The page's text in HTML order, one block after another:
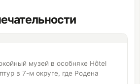
музей в особняке Hôtel
в 7-м округе, где Родена